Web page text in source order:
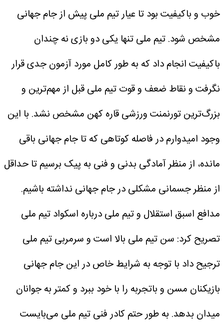
خوب و باکیفیت بود تا عیار تیم ملی پیش از جام جهانی
مشخص شود. تیم ملی تنها یکی دو بازی نه چندان
باکیفیت انجام داد که به طور کامل مورد آزمون جدی قرار
نگرفت و نقاط ضعف و قوت تیم ملی قبل از مهم‌ترین و
بزرگ‌ترین تورنمنت ورزشی قاره کهن مشخص نشد. با این
وجود امیدوارم در فاصله کوتاهی که تا جام جهانی باقی
مانده، از منظر آمادگی بدنی و فنی به پیک برسیم تا حداقل
از منظر جسمانی مشکلی در جام جهانی نداشته باشیم.
مدافع اسبق استقلال و تیم ملی درباره اسکواد تیم ملی
تصریح کرد: سن تیم ملی بالا است و سرمربی تیم ملی
ترجیح داد با توجه به شرایط خاص در این جام جهانی
بازیکنان مسن و باتجربه را با خود ببرد و کمتر به جوانان
میدان بدهد. به طور حتم کادر فنی تیم ملی می‌بایست